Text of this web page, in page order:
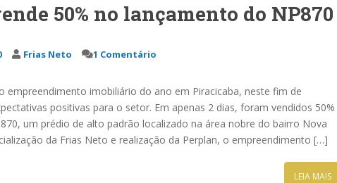
50% no lançamento do NP870
Frias Neto 1 Comentário
empreendimento imobiliário do ano em Piracicaba, neste fim de
positivas para o setor. Em apenas 2 dias, foram vendidos 50%
um prédio de alto padrão localizado na área nobre do bairro Nova
da Frias Neto e realização da Perplan, o empreendimento […]
LEIA MAIS